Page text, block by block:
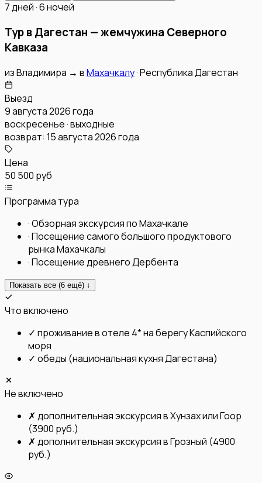
7 дней · 6 ночей
Тур в Дагестан — жемчужина Северного
Кавказа
изВладимира → вМахачкалу·Республика Дагестан
Выезд
9 августа 2026 года
воскресенье · выходные
возврат: 15 августа 2026 года
Цена
50 500 руб
Программа тура
·Обзорная экскурсия по Махачкале
·Посещение самого большого продуктового
рынка Махачкалы
·Посещение древнего Дербента
Показать все (6 ещё) ↓
Что включено
✓ проживание в отеле 4* на берегу Каспийского
моря
✓ обеды (национальная кухня Дагестана)
Не включено
✗ дополнительная экскурсия в Хунзах или Гоор
(3900 руб.)
✗ дополнительная экскурсия в Грозный (4900
руб.)